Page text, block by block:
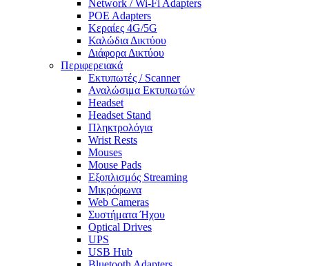
Network / Wi-Fi Adapters
POE Adapters
Κεραίες 4G/5G
Καλώδια Δικτύου
Διάφορα Δικτύου
Περιφερειακά
Εκτυπωτές / Scanner
Αναλώσιμα Εκτυπωτών
Headset
Headset Stand
Πληκτρολόγια
Wrist Rests
Mouses
Mouse Pads
Εξοπλισμός Streaming
Μικρόφωνα
Web Cameras
Συστήματα Ήχου
Optical Drives
UPS
USB Hub